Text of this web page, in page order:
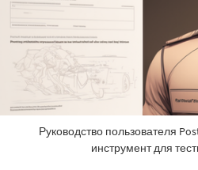
Руководство пользователя
инструмент для